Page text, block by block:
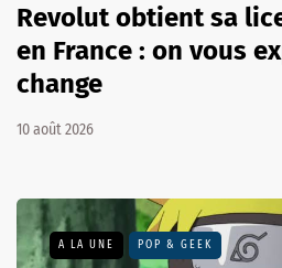
Revolut obtient sa
en France : on vous
change
10 août 2026
A LA UNE POP & GEEK